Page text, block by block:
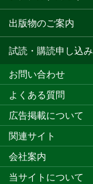
出版物のご案内
試読・購読申し込み
お問い合わせ
よくある質問
広告掲載について
関連サイト
会社案内
当サイトについて